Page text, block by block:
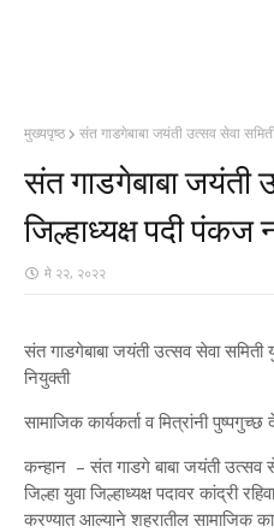
मुख्यपृष्ठ संत गाडगेबाबा जयंती उत्सव सेवा
संत गाडगेबाबा जयंती
जिल्हाध्यक्ष पदी पंकज
मे २२, २०२२
संत गाडगेबाबा जयंती उत्सव सेवा समिती
नियुक्ती
सामाजिक कार्यकर्ता व मित्रांनी
कन्हान – संत गाडगे बाबा जयंती उत्सव
जिल्हा युवा जिल्हाध्यक्ष पदावर कांद्री
करण्यात आल्याने शहरातील सामाजिक